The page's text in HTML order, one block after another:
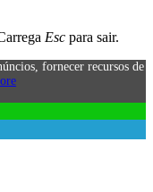
Esc para sair.
fornecer recursos de